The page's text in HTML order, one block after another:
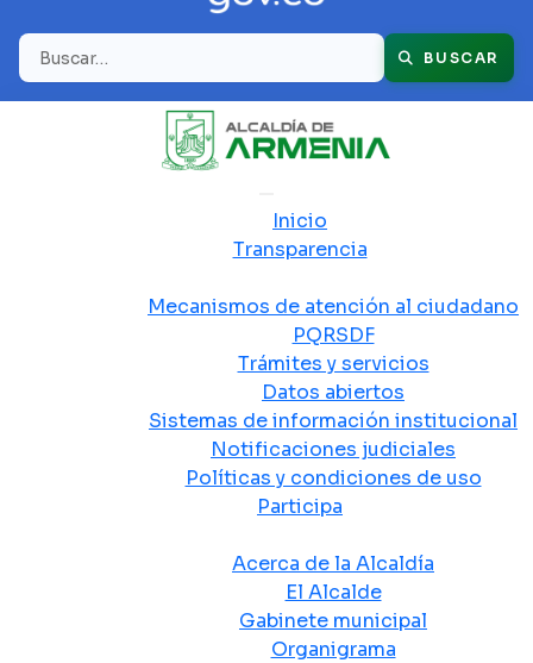
Buscar BUSCAR
Inicio
Transparencia
Mecanismos de atención al ciudadano
PQRSDF
Trámites y servicios
Datos abiertos
Sistemas de información institucional
Notificaciones judiciales
Políticas y condiciones de uso
Participa
Acerca de la Alcaldía
El Alcalde
Gabinete municipal
Organigrama